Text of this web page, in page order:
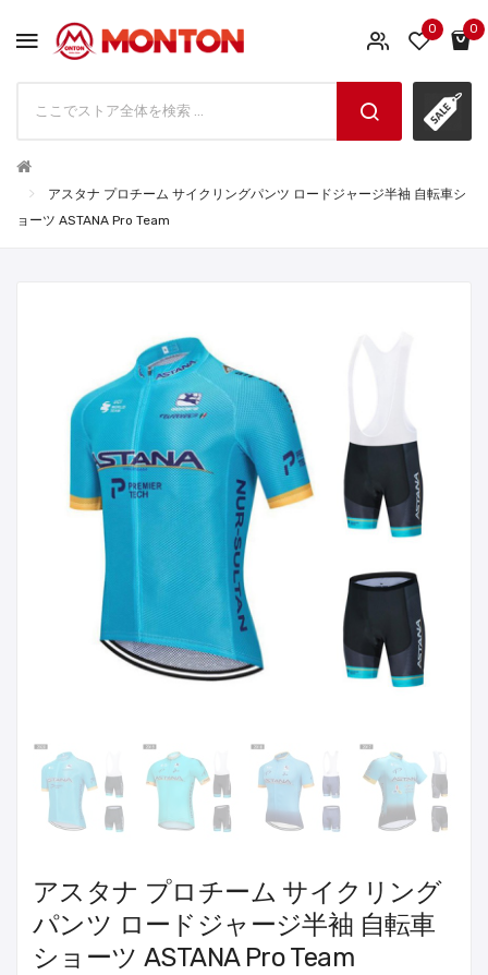
0 0
アスタナ プロチーム サイクリングパンツ ロードジャージ半袖 自転車シ
ョーツ ASTANA Pro Team
アスタナ プロチーム サイクリング
パンツ ロードジャージ半袖 自転車
ショーツ ASTANA Pro Team